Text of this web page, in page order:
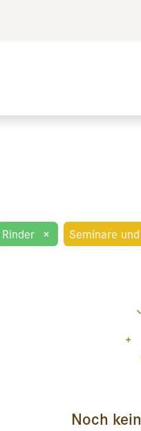
Rinder × Seminare
Noch